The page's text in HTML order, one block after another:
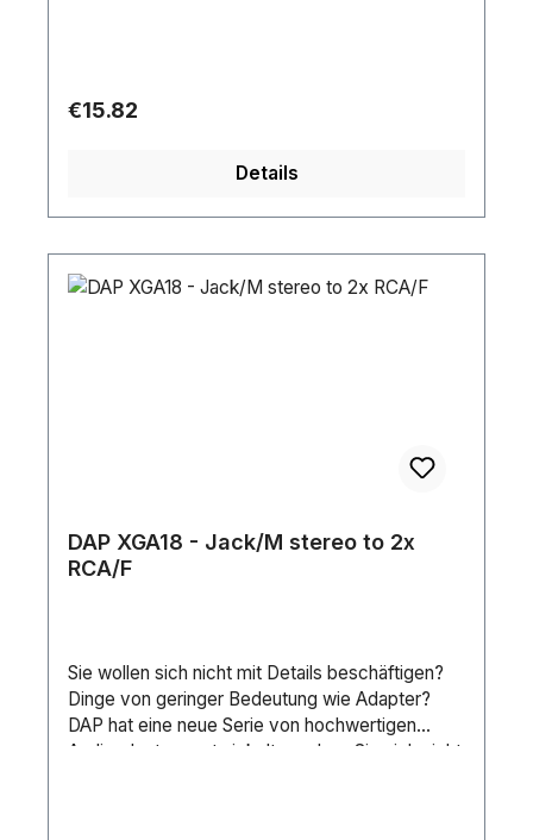
Regular price:
€15.82
Details
DAP XGA18 - Jack/M stereo to 2x
RCA/F
Sie wollen sich nicht mit Details beschäftigen?
Dinge von geringer Bedeutung wie Adapter?
DAP hat eine neue Serie von hochwertigen
Audioadaptern entwickelt, so dass Sie sich nicht